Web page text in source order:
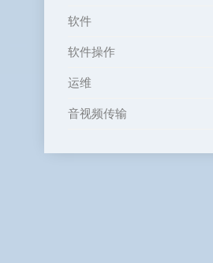
软件
软件操作
运维
音视频传输